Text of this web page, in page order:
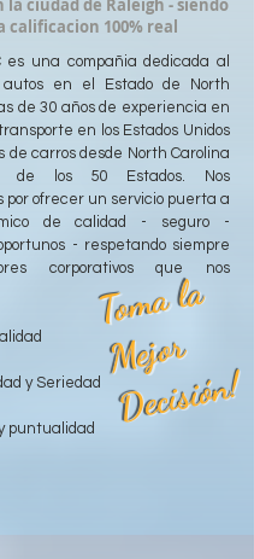
ciudad de Raleigh - siendo
calificacion 100% real
es una compañia dedicada al
en el Estado de North
de 30 años de experiencia en
en los Estados Unidos
de carros desde North Carolina
de los 50 Estados. Nos
ofrecer un servicio puerta a
de calidad - seguro -
- respetando siempre
corporativos que nos
y Seriedad
puntualidad
T
o
m
a l
a
M
ej
o
r
D
e
ci
si
ó
n!